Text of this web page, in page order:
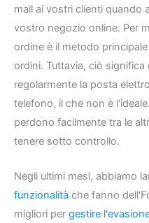
mail ai vostri clienti quando
vostro negozio online. Per
ordine è il metodo
ordini. Tuttavia, ciò
regolarmente la posta
telefono, il che non è
perdono facilmente tra le
tenere sotto controllo.
Negli ultimi mesi, abbiamo
funzionalità che fanno
migliori per gestire